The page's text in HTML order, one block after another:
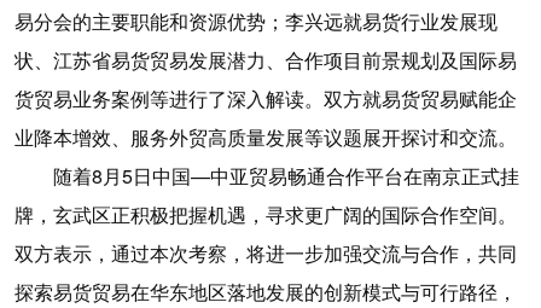
易分会的主要职能和资源优势；李兴远就易货行业发展现
状、江苏省易货贸易发展潜力、合作项目前景规划及国际易
货贸易业务案例等进行了深入解读。双方就易货贸易赋能企
业降本增效、服务外贸高质量发展等议题展开探讨和交流。
随着8月5日中国—中亚贸易畅通合作平台在南京正式挂
牌，玄武区正积极把握机遇，寻求更广阔的国际合作空间。
双方表示，通过本次考察，将进一步加强交流与合作，共同
探索易货贸易在华东地区落地发展的创新模式与可行路径，